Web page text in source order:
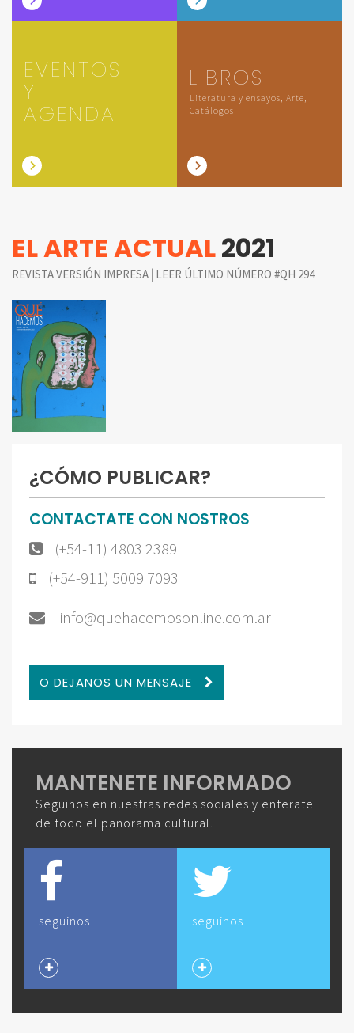
EVENTOS
Y
AGENDA
LIBROS
Literatura y ensayos, Arte,
Catálogos
EL ARTE ACTUAL2021
REVISTA VERSIÓN IMPRESA | LEER ÚLTIMO NÚMERO #QH 294
¿CÓMO PUBLICAR?
CONTACTATE CON NOSTROS
(+54-11) 4803 2389
(+54-911) 5009 7093
info@quehacemosonline.com.ar
O DEJANOS UN MENSAJE
MANTENETE INFORMADO
Seguinos en nuestras redes sociales y enterate
de todo el panorama cultural.
seguinos seguinos